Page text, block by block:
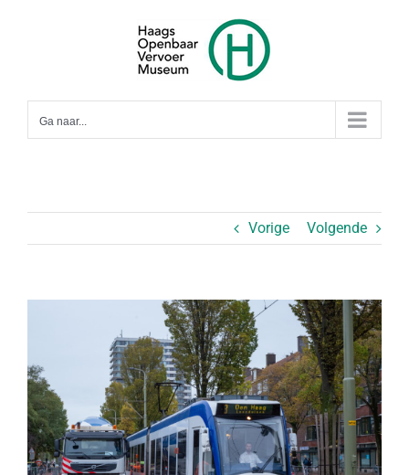
Ga naar...
Vorige Volgende
afbeelding